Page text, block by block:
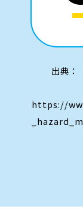
出典：
https://